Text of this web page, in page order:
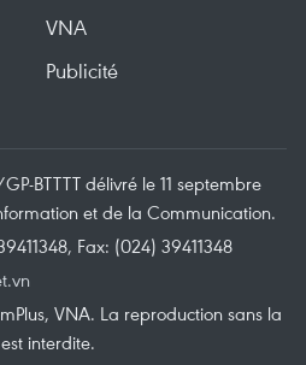
VNA
Publicité
BTTTT délivré le 11 septembre
et de la Communication.
Fax: (024) 39411348
VNA. La reproduction sans la
interdite.